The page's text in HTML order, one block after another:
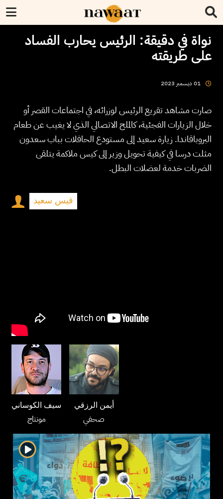
نواة في دقيقة: الرئيس يحارب الفساد
على طريقته
01 ديسمبر 2023
صارت مشاهد تقريع الرئيس لوزرائه، في اجتماعات القصر أو
خلال الزيارات الفجئية، كالملح الاتصالي الذي لا يغيب عن طعام
البروباقاندا. زيارة سعيد إلى مستودع الحافلات بباب سعدون
مثلت درسا في كيفية تحويل وزير إلى كيس ملاكمة يتلقى
الضربات خدمة لعضلات البطل.
قيس سعيد
سيف الكوساني
مونتاج
أيمن الرزقي
صحفي